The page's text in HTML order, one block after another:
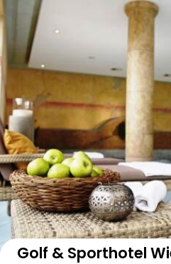
Golf & Sporthotel